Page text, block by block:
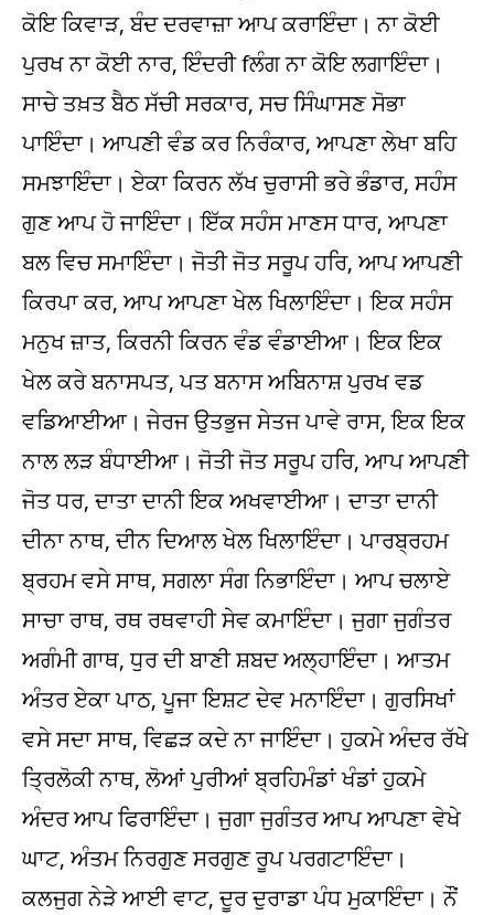
ਕੋਇ ਕਿਵਾੜ, ਬੰਦ ਦਰਵਾਜ਼ਾ ਆਪ ਕਰਾਇੰਦਾ। ਨਾ ਕੋਈ
ਪੁਰਖ ਨਾ ਕੋਈ ਨਾਰ, ਇੰਦਰੀ fਲੰਗ ਨਾ ਕੋਇ ਲਗਾਇੰਦਾ।
ਸਾਚੇ ਤਖ਼ਤ ਬੈਠ ਸੱਚੀ ਸਰਕਾਰ, ਸਚ ਸਿੰਘਾਸਣ ਸੋਭਾ
ਪਾਇੰਦਾ। ਆਪਣੀ ਵੰਡ ਕਰ ਨਿਰੰਕਾਰ, ਆਪਣਾ ਲੇਖਾ ਬਹਿ
ਸਮਝਾਇੰਦਾ। ਏਕਾ ਕਿਰਨ ਲੱਖ ਚੁਰਾਸੀ ਭਰੇ ਭੰਡਾਰ, ਸਹੰਸ
ਗੁਣ ਆਪ ਹੋ ਜਾਇੰਦਾ। ਇੱਕ ਸਹੰਸ ਮਾਣਸ ਧਾਰ, ਆਪਣਾ
ਬਲ ਵਿਚ ਸਮਾਇੰਦਾ। ਜੋਤੀ ਜੋਤ ਸਰੂਪ ਹਰਿ, ਆਪ ਆਪਣੀ
ਕਿਰਪਾ ਕਰ, ਆਪ ਆਪਣਾ ਖੇਲ ਖਿਲਾਇੰਦਾ। ਇਕ ਸਹੰਸ
ਮਨੁਖ ਜ਼ਾਤ, ਕਿਰਨੀ ਕਿਰਨ ਵੰਡ ਵੰਡਾਈਆ। ਇਕ ਇਕ
ਖੇਲ ਕਰੇ ਬਨਾਸਪਤ, ਪਤ ਬਨਾਸ ਅਬਿਨਾਸ਼ ਪੁਰਖ ਵਡ
ਵਡਿਆਈਆ। ਜੇਰਜ ਉਤਭੁਜ ਸੇਤਜ ਪਾਵੇ ਰਾਸ, ਇਕ ਇਕ
ਨਾਲ ਲੜ ਬੰਧਾਈਆ। ਜੋਤੀ ਜੋਤ ਸਰੂਪ ਹਰਿ, ਆਪ ਆਪਣੀ
ਜੋਤ ਧਰ, ਦਾਤਾ ਦਾਨੀ ਇਕ ਅਖਵਾਈਆ। ਦਾਤਾ ਦਾਨੀ
ਦੀਨਾ ਨਾਥ, ਦੀਨ ਦਿਆਲ ਖੇਲ ਖਿਲਾਇੰਦਾ। ਪਾਰਬ੍ਰਹਮ
ਬ੍ਰਹਮ ਵਸੇ ਸਾਥ, ਸਗਲਾ ਸੰਗ ਨਿਭਾਇੰਦਾ। ਆਪ ਚਲਾਏ
ਸਾਚਾ ਰਾਥ, ਰਥ ਰਥਵਾਹੀ ਸੇਵ ਕਮਾਇੰਦਾ। ਜੁਗਾ ਜੁਗੰਤਰ
ਅਗੰਮੀ ਗਾਥ, ਧੁਰ ਦੀ ਬਾਣੀ ਸ਼ਬਦ ਅਲ੍ਹਾਇੰਦਾ। ਆਤਮ
ਅੰਤਰ ਏਕਾ ਪਾਠ, ਪੂਜਾ ਇਸ਼ਟ ਦੇਵ ਮਨਾਇੰਦਾ। ਗੁਰਸਿਖਾਂ
ਵਸੇ ਸਦਾ ਸਾਥ, ਵਿਛੜ ਕਦੇ ਨਾ ਜਾਇੰਦਾ। ਹੁਕਮੇ ਅੰਦਰ ਰੱਖੇ
ਤ੍ਰਿਲੋਕੀ ਨਾਥ, ਲੋਆਂ ਪੁਰੀਆਂ ਬ੍ਰਹਿਮੰਡਾਂ ਖੰਡਾਂ ਹੁਕਮੇ
ਅੰਦਰ ਆਪ ਫਿਰਾਇੰਦਾ। ਜੁਗਾ ਜੁਗੰਤਰ ਆਪ ਆਪਣਾ ਵੇਖੇ
ਘਾਟ, ਅੰਤਮ ਨਿਰਗੁਣ ਸਰਗੁਣ ਰੂਪ ਪਰਗਟਾਇੰਦਾ।
ਕਲਜੁਗ ਨੇੜੇ ਆਈ ਵਾਟ, ਦੂਰ ਦੁਰਾਡਾ ਪੰਧ ਮੁਕਾਇੰਦਾ। ਨੌਂ